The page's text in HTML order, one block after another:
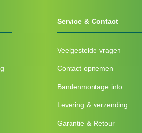
Service & Contact
Veelgestelde vragen
Contact opnemen
Bandenmontage info
Levering & verzending
Garantie & Retour